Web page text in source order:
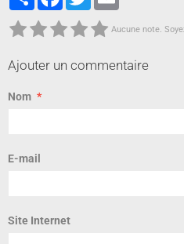
Aucune note.
Ajouter un commentaire
Nom
E-mail
Site Internet